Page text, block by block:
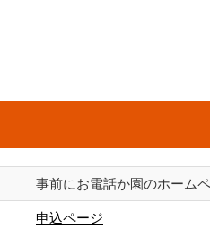
事前にお電話か園のホーム
申込ページ